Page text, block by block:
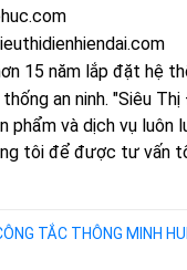
15 năm lắp đặt hệ
an ninh. "Siêu
phẩm và dịch vụ luôn
tôi để được tư vấn
TẮC THÔNG MINH